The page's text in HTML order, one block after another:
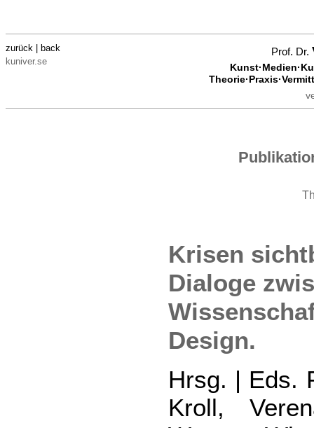
zurück | back
kuniver.se
Prof. Dr.
Krisen
Dialoge
Design.
Hrsg. | Eds.
Kroll,